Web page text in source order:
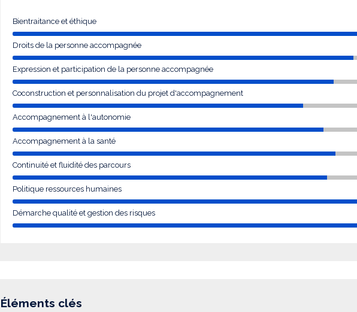
Bientraitance et éthique
Droits de la personne accompagnée
Expression et participation de la personne accompagnée
Coconstruction et personnalisation du projet d'accompagnement
Accompagnement à l'autonomie
Accompagnement à la santé
Continuité et fluidité des parcours
Politique ressources humaines
Démarche qualité et gestion des risques
Éléments clés